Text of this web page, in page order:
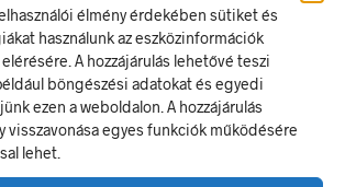
élmény érdekében sütiket és
használunk az eszközinformációk
A hozzájárulás lehetővé teszi
böngészési adatokat és egyedi
ezen a weboldalon. A hozzájárulás
visszavonása egyes funkciók működésére
lehet.
Táblák És Biztonsági Jelzések – Miért
A Munkahelyen?
Mellény: Miért Fontos, Hogyan Válaszd Ki,
Egyedivé?
Ellátott Pólók: Az Identitás És Csapatszellem